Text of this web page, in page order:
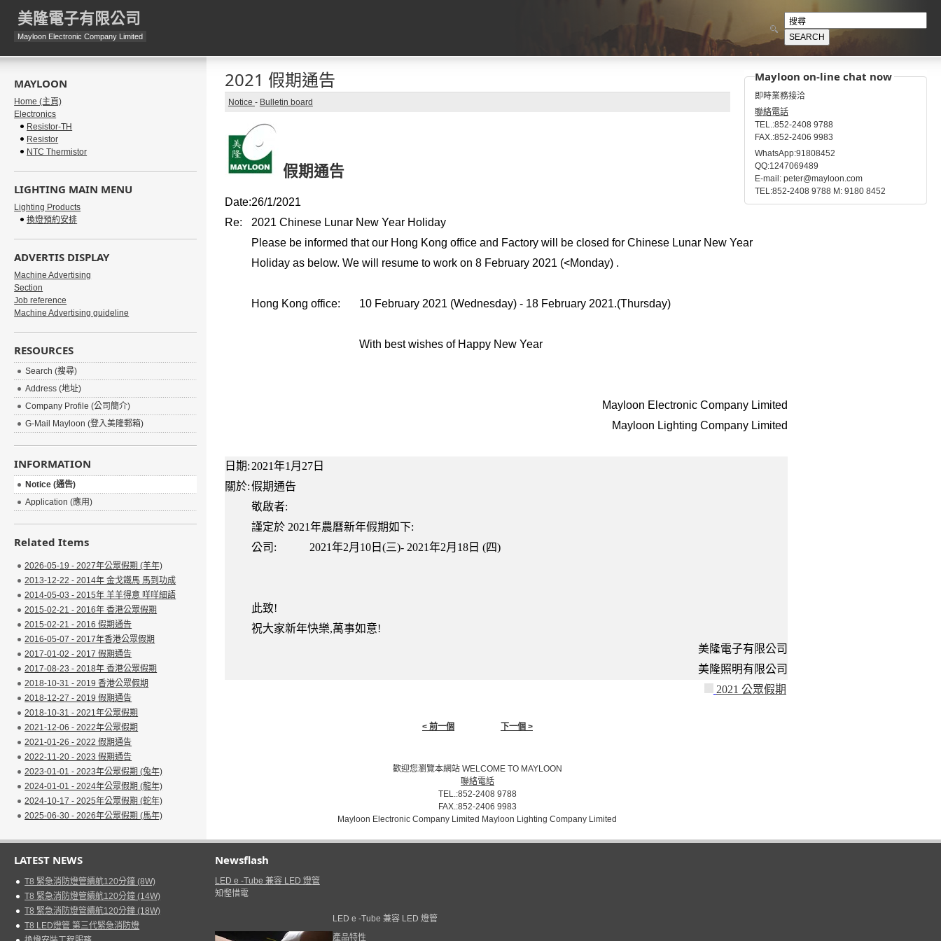
美隆電子有限公司
Mayloon Electronic Company Limited
2021 假期通告
Notice - Bulletin board
假期通告
Date:26/1/2021
Re:
2021 Chinese Lunar New Year Holiday
Please be informed that our Hong Kong office and Factory will be closed for Chinese Lunar New Year
Holiday as below. We will resume to work on 8 February 2021 (<Monday) .
Hong Kong office: 10 February 2021 (Wednesday) - 18 February 2021.(Thursday)
With best wishes of Happy New Year
Mayloon Electronic Company Limited
Mayloon Lighting Company Limited
日期: 2021年1月27日
關於:假期通告
敬啟者:
謹定於 2021年農曆新年假期如下:
公司:
2021年2月10日(三)- 2021年2月18日 (四)
此致!
祝大家新年快樂,萬事如意!
美隆電子有限公司
美隆照明有限公司
2021 公眾假期
< 前一個 下一個 >
歡迎您瀏覽本網站 WELCOME TO MAYLOON
聯絡電話
TEL.:852-2408 9788
FAX.:852-2406 9983
Mayloon Electronic Company Limited Mayloon Lighting Company Limited
MAYLOON
Home (主頁)
Electronics
Resistor-TH
Resistor
NTC Thermistor
LIGHTING MAIN MENU
Lighting Products
換燈預約安排
ADVERTIS DISPLAY
Machine Advertising
Section
Job reference
Machine Advertising guideline
RESOURCES
Search (搜尋)
Address (地址)
Company Profile (公司簡介)
G-Mail Mayloon (登入美隆郵箱)
INFORMATION
Notice (通告)
Application (應用)
Related Items
2026-05-19 - 2027年公眾假期 (羊年)
2013-12-22 - 2014年 金戈鐵馬 馬到功成
2014-05-03 - 2015年 羊羊得意 咩咩細語
2015-02-21 - 2016年 香港公眾假期
2015-02-21 - 2016 假期通告
2016-05-07 - 2017年香港公眾假期
2017-01-02 - 2017 假期通告
2017-08-23 - 2018年 香港公眾假期
2018-10-31 - 2019 香港公眾假期
2018-12-27 - 2019 假期通告
2018-10-31 - 2021年公眾假期
2021-12-06 - 2022年公眾假期
2021-01-26 - 2022 假期通告
2022-11-20 - 2023 假期通告
2023-01-01 - 2023年公眾假期 (兔年)
2024-01-01 - 2024年公眾假期 (龍年)
2024-10-17 - 2025年公眾假期 (蛇年)
2025-06-30 - 2026年公眾假期 (馬年)
Mayloon on-line chat now
即時業務接洽
聯絡電話
TEL.:852-2408 9788
FAX.:852-2406 9983
WhatsApp:91808452
QQ:1247069489
E-mail: peter@mayloon.com
TEL:852-2408 9788 M: 9180 8452
LATEST NEWS
T8 緊急消防燈管續航120分鐘 (8W)
T8 緊急消防燈管續航120分鐘 (14W)
T8 緊急消防燈管續航120分鐘 (18W)
T8 LED燈管 第三代緊急消防燈
Newsflash
LED e -Tube 兼容 LED 燈管
知慳惜電
LED e -Tube 兼容 LED 燈管
產品特性